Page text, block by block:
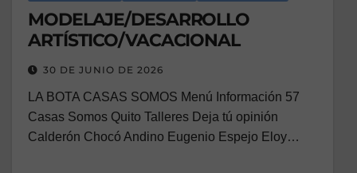
MODELAJE/DESARROLLO
ARTÍSTICO/VACACIONAL
30 DE JUNIO DE 2026
LA BOTA CASAS SOMOS Menú Información 57
Casas Somos Quito Talleres Deja tú opinión
Calderón Chocó Andino Eugenio Espejo Eloy…